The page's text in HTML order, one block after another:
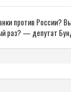
против России?
раз? — депутат